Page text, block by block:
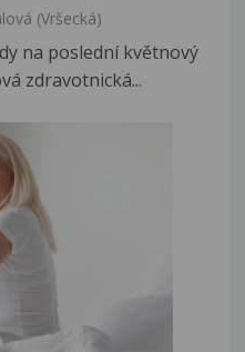
(Vršecká)
na poslední květnový
zdravotnická...